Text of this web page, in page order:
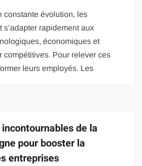
constante évolution, les
s’adapter rapidement aux
économiques et
compétitives. Pour relever ces
leurs employés. Les
de la
pour booster la
entreprises